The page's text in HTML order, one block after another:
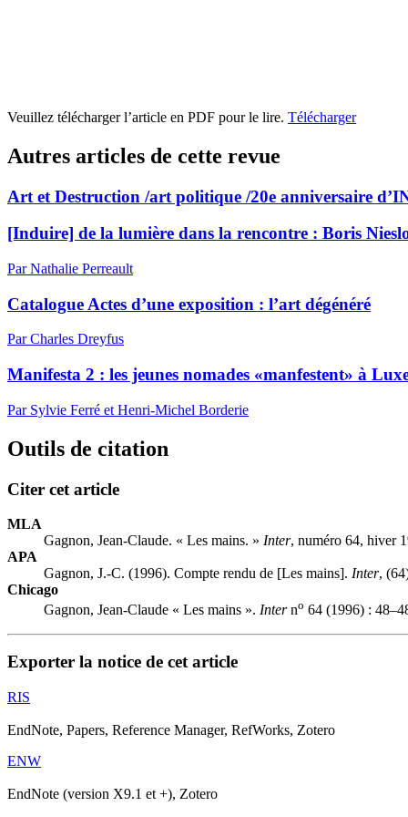
Veuillez télécharger l’article en PDF pour le lire. Télécharger
Autres articles de cette revue
Art et Destruction /art politique /20e anniversaire
[Induire] de la lumière dans la rencontre : Boris
Par Nathalie Perreault
Catalogue Actes d’une exposition : l’art dégénéré
Par Charles Dreyfus
Manifesta 2 : les jeunes nomades «manfestent» à
Par Sylvie Ferré et Henri-Michel Borderie
Outils de citation
Citer cet article
MLA
Gagnon, Jean-Claude. « Les mains. » Inter, numéro 64, hiver
APA
Gagnon, J.-C. (1996). Compte rendu de [Les mains]. Inter,
Chicago
Gagnon, Jean-Claude « Les mains ». Interno 64 (1996) :
Exporter la notice de cet article
RIS
EndNote, Papers, Reference Manager, RefWorks, Zotero
ENW
EndNote (version X9.1 et +), Zotero